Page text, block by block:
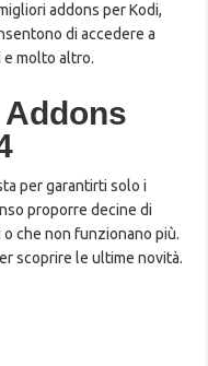
addons per Kodi,
di accedere a
e molto altro.
per garantirti solo i
proporre decine di
che non funzionano più.
scoprire le ultime novità.